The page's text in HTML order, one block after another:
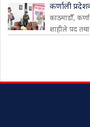
कर्णाली
काठमाडौँ,
शाहीले पद